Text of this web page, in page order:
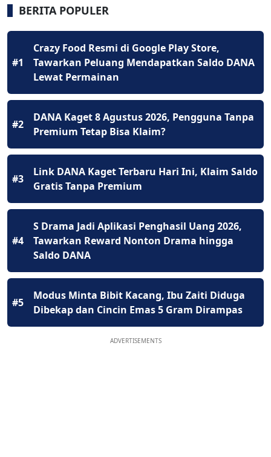
BERITA POPULER
#1
Crazy Food Resmi di Google Play Store,
Tawarkan Peluang Mendapatkan Saldo DANA
Lewat Permainan
#2
DANA Kaget 8 Agustus 2026, Pengguna Tanpa
Premium Tetap Bisa Klaim?
#3
Link DANA Kaget Terbaru Hari Ini, Klaim Saldo
Gratis Tanpa Premium
#4
S Drama Jadi Aplikasi Penghasil Uang 2026,
Tawarkan Reward Nonton Drama hingga
Saldo DANA
#5
Modus Minta Bibit Kacang, Ibu Zaiti Diduga
Dibekap dan Cincin Emas 5 Gram Dirampas
ADVERTISEMENTS